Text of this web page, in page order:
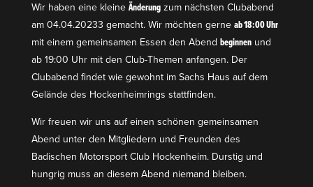
Wir haben eine kleine Änderungzum nächsten Clubabend
am 04.04.20233 gemacht. Wir möchten gerne ab 18:00 Uhr
mit einem gemein­samen Essen den Abend beginnenund
ab 19:00 Uhr mit den Club-Themen anfangen. Der
Clubabend findet wie gewohnt im Sachs Haus auf dem
Gelände des Hocken­heim­rings stattfinden.
Wir freuen wir uns auf einen schönen gemein­samen
Abend unter den Mitgliedern und Freunden des
Badischen Motor­sport Club Hockenheim. Durstig und
hungrig muss an diesem Abend niemand bleiben.